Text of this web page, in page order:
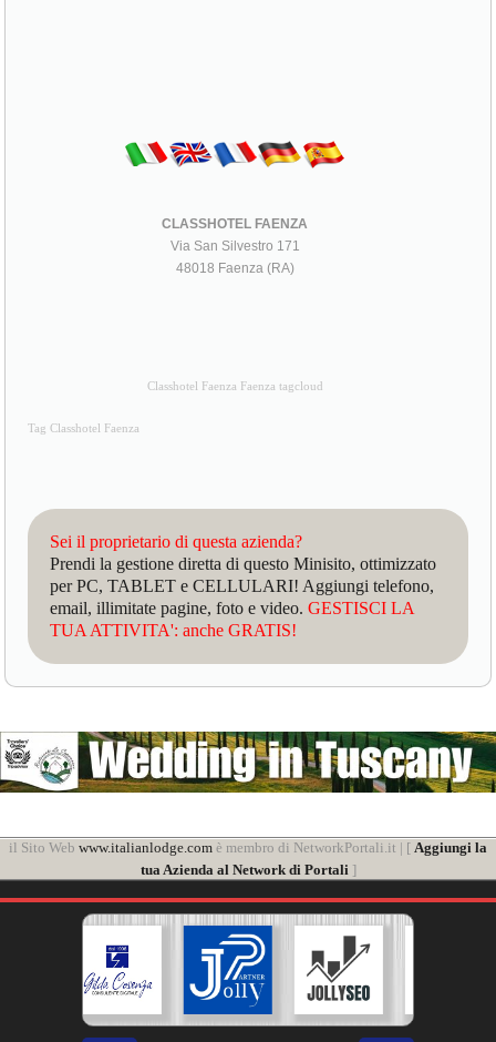
CLASSHOTEL FAENZA
Via San Silvestro 171
48018 Faenza (RA)
Classhotel Faenza Faenza tagcloud
Tag Classhotel Faenza
Sei il proprietario di questa azienda?
Prendi la gestione diretta di questo Minisito, ottimizzato
per PC, TABLET e CELLULARI! Aggiungi telefono,
email, illimitate pagine, foto e video.GESTISCI LA
TUA ATTIVITA': anche GRATIS!
il Sito Web www.italianlodge.com è membro di NetworkPortali.it | [ Aggiungi la
tua Azienda al Network di Portali]